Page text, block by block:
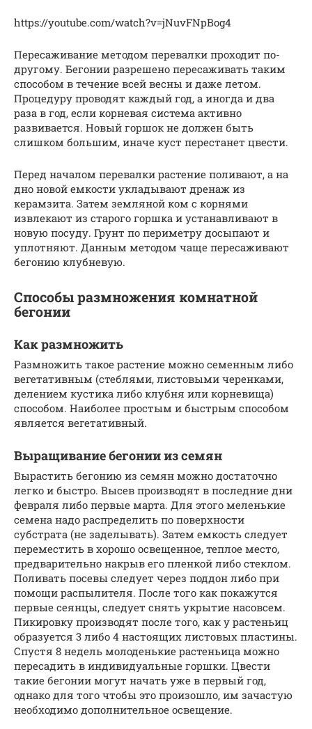
https://youtube.com/watch?v=jNuvFNpBog4
Пересаживание методом перевалки проходит по-
другому. Бегонии разрешено пересаживать таким
способом в течение всей весны и даже летом.
Процедуру проводят каждый год, а иногда и два
раза в год, если корневая система активно
развивается. Новый горшок не должен быть
слишком большим, иначе куст перестанет цвести.
Перед началом перевалки растение поливают, а на
дно новой емкости укладывают дренаж из
керамзита. Затем земляной ком с корнями
извлекают из старого горшка и устанавливают в
новую посуду. Грунт по периметру досыпают и
уплотняют. Данным методом чаще пересаживают
бегонию клубневую.
Способы размножения комнатной
бегонии
Как размножить
Размножить такое растение можно семенным либо
вегетативным (стеблями, листовыми черенками,
делением кустика либо клубня или корневища)
способом. Наиболее простым и быстрым способом
является вегетативный.
Выращивание бегонии из семян
Вырастить бегонию из семян можно достаточно
легко и быстро. Высев производят в последние дни
февраля либо первые марта. Для этого меленькие
семена надо распределить по поверхности
субстрата (не заделывать). Затем емкость следует
переместить в хорошо освещенное, теплое место,
предварительно накрыв его пленкой либо стеклом.
Поливать посевы следует через поддон либо при
помощи распылителя. После того как покажутся
первые сеянцы, следует снять укрытие насовсем.
Пикировку производят после того, как у растеньиц
образуется 3 либо 4 настоящих листовых пластины.
Спустя 8 недель молоденькие растеньица можно
пересадить в индивидуальные горшки. Цвести
такие бегонии могут начать уже в первый год,
однако для того чтобы это произошло, им зачастую
необходимо дополнительное освещение.